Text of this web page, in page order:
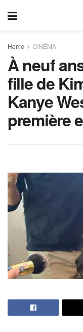
Home CINÉMA
À neuf
fille de
Kanye
première